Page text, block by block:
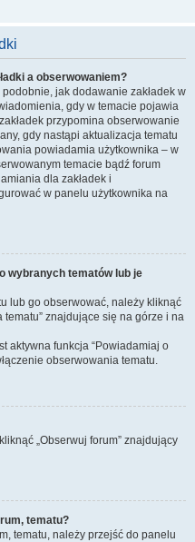
a obserwowaniem?
jak dodawanie zakładek w
gdy w temacie pojawia
przypomina obserwowanie
gdy nastąpi aktualizacja tematu
powiadamia użytkownika – w
temacie bądź forum
dla zakładek i
w panelu użytkownika na
wybranych tematów lub je
lub go obserwować, należy kliknąć
znajdujące się na górze i na
aktywna funkcja “Powiadamiaj o
obserwowania tematu.
„Obserwuj forum” znajdujący
tematu?
tematu, należy przejść do panelu